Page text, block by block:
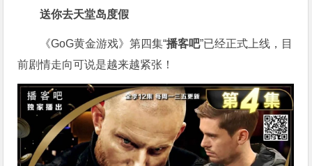
送你去天堂岛度假
《GoG黄金游戏》第四集“播客吧”已经正式上线，目
前剧情走向可说是越来越紧张！